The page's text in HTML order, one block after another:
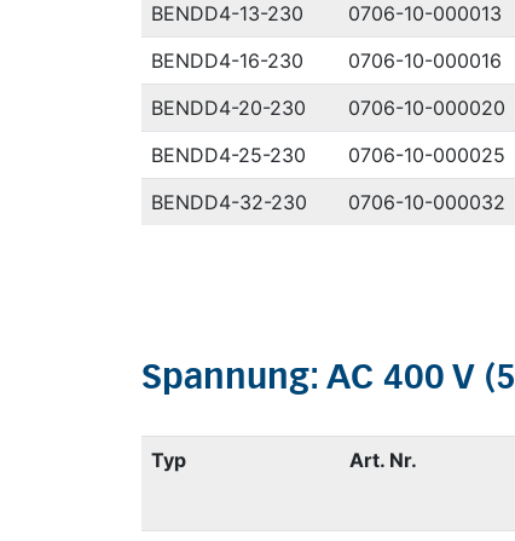
BENDD4-13-230
0706-10-000013
BENDD4-16-230
0706-10-000016
BENDD4-20-230
0706-10-000020
BENDD4-25-230
0706-10-000025
BENDD4-32-230
0706-10-000032
Spannung: AC 400 V
Typ Art. Nr.